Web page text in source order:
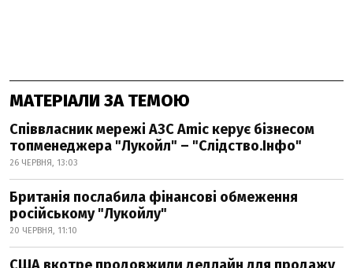
МАТЕРІАЛИ ЗА ТЕМОЮ
Співвласник мережі АЗС Amic керує бізнесом
топменеджера "Лукойл" – "Слідство.Інфо"
26 ЧЕРВНЯ, 13:03
Британія послабила фінансові обмеження
російському "Лукойлу"
20 ЧЕРВНЯ, 11:10